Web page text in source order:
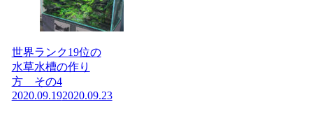
世界ランク19位の
水草水槽の作り
方 その4
2020.09.192020.09.23